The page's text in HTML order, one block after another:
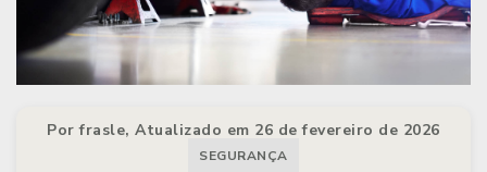
Por frasle, Atualizado em 26 de fevereiro de 2026
SEGURANÇA